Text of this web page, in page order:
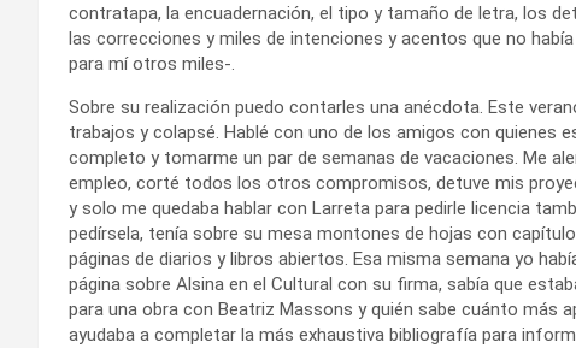
contratapa, la encuadernación, el tipo y tamaño de letra, los
las correcciones y miles de intenciones y acentos que no
para mí otros miles-.
Sobre su realización puedo contarles una anécdota. Este
trabajos y colapsé. Hablé con uno de los amigos con quienes
completo y tomarme un par de semanas de vacaciones. Me
empleo, corté todos los otros compromisos, detuve mis
y solo me quedaba hablar con Larreta para pedirle licencia
pedírsela, tenía sobre su mesa montones de hojas con
páginas de diarios y libros abiertos. Esa misma semana yo
página sobre Alsina en el Cultural con su firma, sabía que
para una obra con Beatriz Massons y quién sabe cuánto más
ayudaba a completar la más exhaustiva bibliografía para